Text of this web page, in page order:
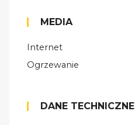
MEDIA
Internet
Ogrzewanie
DANE TECHNICZNE